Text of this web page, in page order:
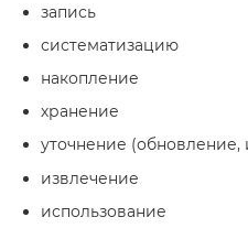
запись
систематизацию
накопление
хранение
уточнение (обновление,
извлечение
использование